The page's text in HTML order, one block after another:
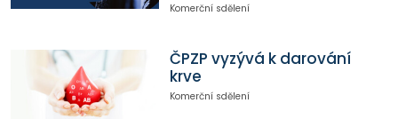
Komerční sdělení
ČPZP vyzývá k darování
krve
Komerční sdělení